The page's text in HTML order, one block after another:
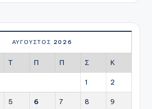
ΑΎΓΟΥΣΤΟΣ 2026
Τ Π Π Σ Κ
1 2
5 6 7 8 9